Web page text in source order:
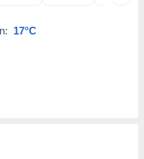
17°C